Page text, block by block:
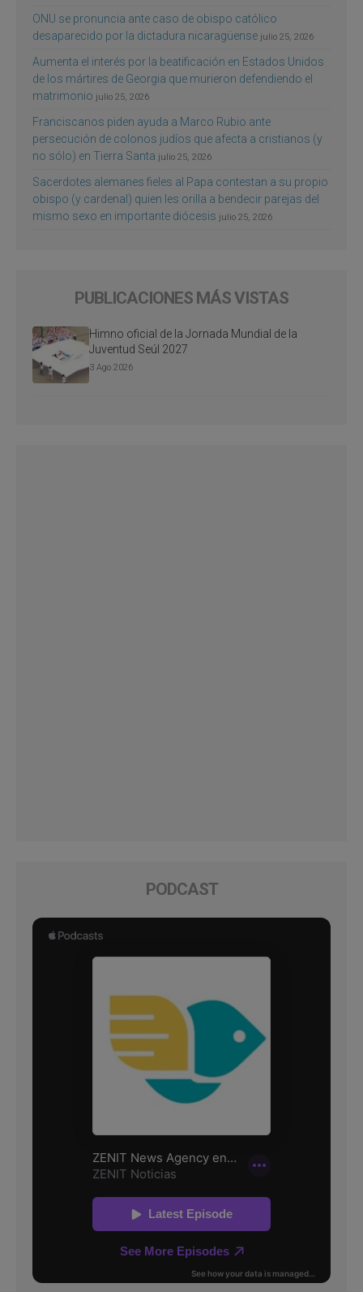
ONU se pronuncia ante caso de obispo católico
desaparecido por la dictadura nicaragüense julio 25, 2026
Aumenta el interés por la beatificación en Estados Unidos
de los mártires de Georgia que murieron defendiendo el
matrimonio julio 25, 2026
Franciscanos piden ayuda a Marco Rubio ante
persecución de colonos judíos que afecta a cristianos (y
no sólo) en Tierra Santa julio 25, 2026
Sacerdotes alemanes fieles al Papa contestan a su propio
obispo (y cardenal) quien les orilla a bendecir parejas del
mismo sexo en importante diócesis julio 25, 2026
PUBLICACIONES MÁS VISTAS
Himno oficial de la Jornada Mundial de la
Juventud Seúl 2027
3 Ago 2026
PODCAST